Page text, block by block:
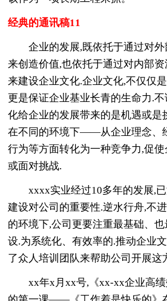
经典的通讯稿11
企业的发展,既依托于通过对外
来创造价值,也依托于通过对内部
来建设企业文化.企业文化,不仅仅
更是保证企业基业长青的生命力.
化给企业的发展带来的是机遇或是
在不同的环境下――从企业理念、
行为等方面转化为一种竞争力,促
或面对挑战.
xxxx实业经过10多年的发展,已
建设对公司的重要性.逆水行舟,不
的环境下,公司更要注重最基础、
设.为系统化、有效率的.推动企业
了众人培训团队来帮助公司开展这
xx年x月xx号,《xx-xx企业高绩